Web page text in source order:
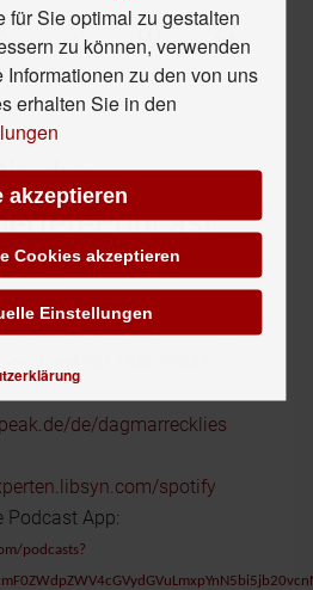
den
Podcast
de/podcast/die-
de/dagmarrecklies
spotify
Podcast App:
podcasts?
für Sie optimal zu gestalten
zu können, verwenden
zu den von uns
erhalten Sie in den
akzeptieren
Cookies akzeptieren
Einstellungen